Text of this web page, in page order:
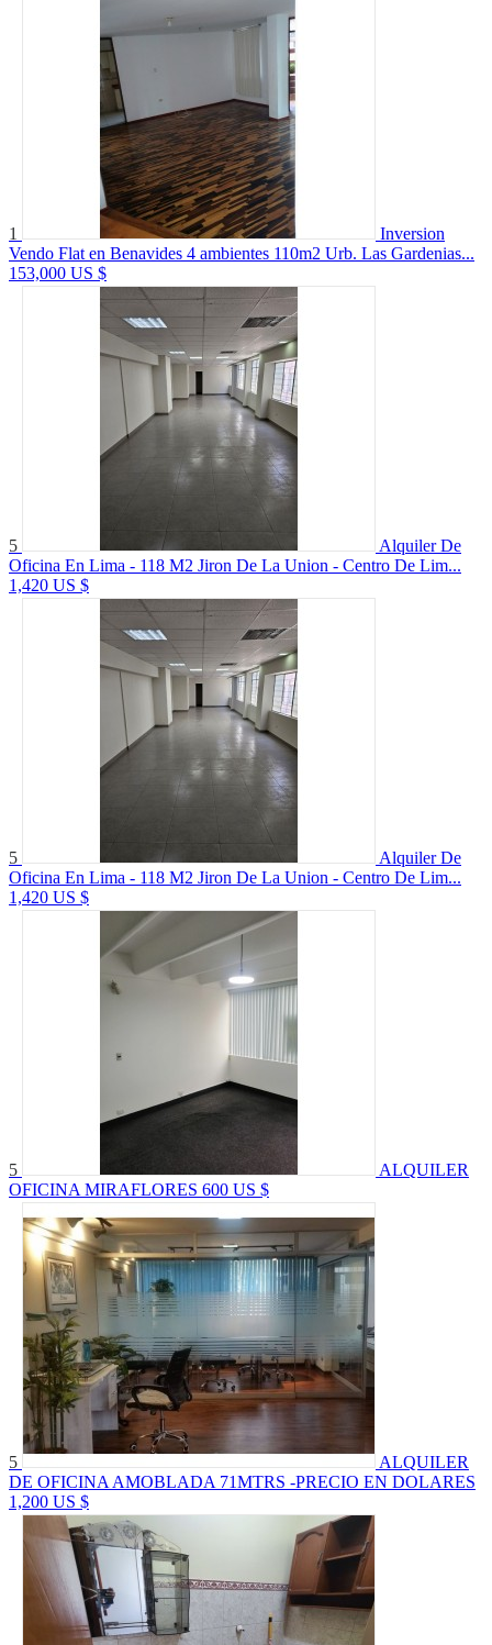
1
Inversion
Vendo Flat en Benavides 4 ambientes 110m2 Urb. Las Gardenias...
153,000 US $
5
Alquiler De
Oficina En Lima - 118 M2 Jiron De La Union - Centro De Lim...
1,420 US $
5
Alquiler De
Oficina En Lima - 118 M2 Jiron De La Union - Centro De Lim...
1,420 US $
5
ALQUILER
OFICINA MIRAFLORES 600 US $
5
ALQUILER
DE OFICINA AMOBLADA 71MTRS -PRECIO EN DOLARES
1,200 US $